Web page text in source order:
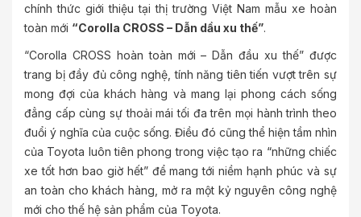
chính thức giới thiệu tại thị trường Việt Nam mẫu xe hoàn
toàn mới “Corolla CROSS – Dẫn dầu xu thế”.
“Corolla CROSS hoàn toàn mới – Dẫn đầu xu thế” được
trang bị đầy đủ công nghệ, tính năng tiên tiến vượt trên sự
mong đợi của khách hàng và mang lại phong cách sống
đẳng cấp cùng sự thoải mái tối đa trên mọi hành trình theo
đuổi ý nghĩa của cuộc sống. Điều đó cũng thể hiện tầm nhìn
của Toyota luôn tiên phong trong việc tạo ra “những chiếc
xe tốt hơn bao giờ hết” để mang tới niềm hạnh phúc và sự
an toàn cho khách hàng, mở ra một kỷ nguyên công nghệ
mới cho thế hệ sản phẩm của Toyota.